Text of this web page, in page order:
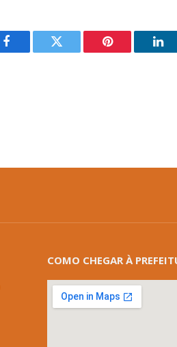
Facebook Twitter Pinterest
COMO CHEGAR À